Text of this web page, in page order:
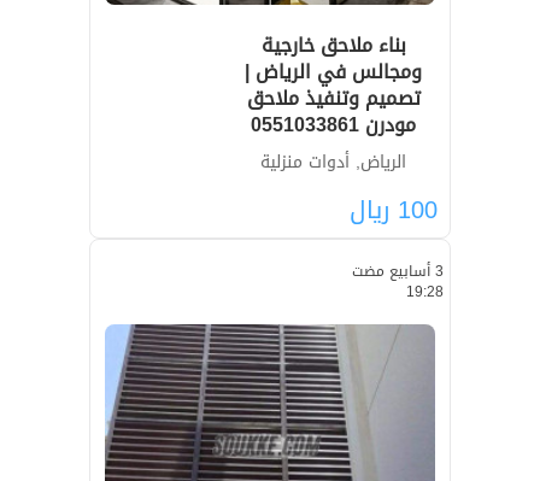
بناء ملاحق خارجية
ومجالس في الرياض |
تصميم وتنفيذ ملاحق
مودرن 0551033861
الرياض, أدوات منزلية
100 ريال
3 أسابيع مضت
19:28